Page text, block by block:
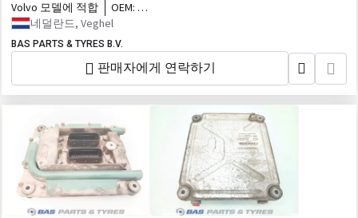
Volvo 모델에 적합
OEM:
네덜란드, Veghel
BAS PARTS & TYRES B.V.
판매자에게 연락하기